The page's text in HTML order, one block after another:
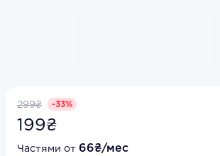
299₴ -33%
199₴
Частями от 66₴/мес